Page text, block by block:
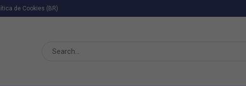
de Cookies (BR)